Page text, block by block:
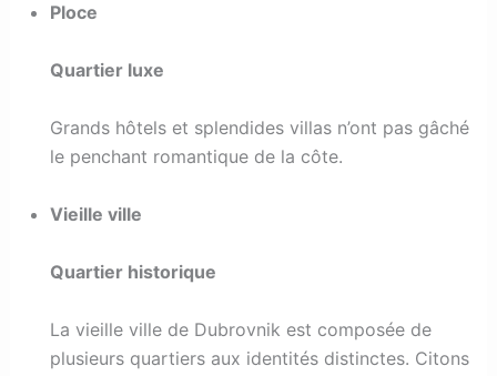
Ploce
Quartier luxe
Grands hôtels et splendides villas n’ont pas gâché
le penchant romantique de la côte.
Vieille ville
Quartier historique
La vieille ville de Dubrovnik est composée de
plusieurs quartiers aux identités distinctes. Citons